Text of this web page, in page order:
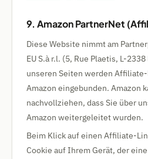
9. Amazon PartnerNet
Diese Website nimmt am
EU S.à r.l. (5, Rue Plaetis, L-
unseren Seiten werden
Amazon eingebunden. Amazon
nachvollziehen, dass Sie über
Amazon weitergeleitet wurden.
Beim Klick auf einen Affiliate-
Cookie auf Ihrem Gerät, der